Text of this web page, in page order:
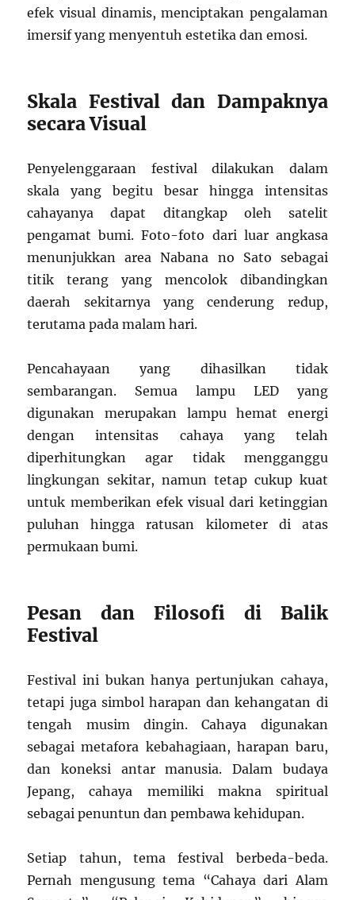
efek visual dinamis, menciptakan pengalaman
imersif yang menyentuh estetika dan emosi.
Skala Festival dan Dampaknya
secara Visual
Penyelenggaraan festival dilakukan dalam
skala yang begitu besar hingga intensitas
cahayanya dapat ditangkap oleh satelit
pengamat bumi. Foto-foto dari luar angkasa
menunjukkan area Nabana no Sato sebagai
titik terang yang mencolok dibandingkan
daerah sekitarnya yang cenderung redup,
terutama pada malam hari.
Pencahayaan yang dihasilkan tidak
sembarangan. Semua lampu LED yang
digunakan merupakan lampu hemat energi
dengan intensitas cahaya yang telah
diperhitungkan agar tidak mengganggu
lingkungan sekitar, namun tetap cukup kuat
untuk memberikan efek visual dari ketinggian
puluhan hingga ratusan kilometer di atas
permukaan bumi.
Pesan dan Filosofi di Balik
Festival
Festival ini bukan hanya pertunjukan cahaya,
tetapi juga simbol harapan dan kehangatan di
tengah musim dingin. Cahaya digunakan
sebagai metafora kebahagiaan, harapan baru,
dan koneksi antar manusia. Dalam budaya
Jepang, cahaya memiliki makna spiritual
sebagai penuntun dan pembawa kehidupan.
Setiap tahun, tema festival berbeda-beda.
Pernah mengusung tema “Cahaya dari Alam